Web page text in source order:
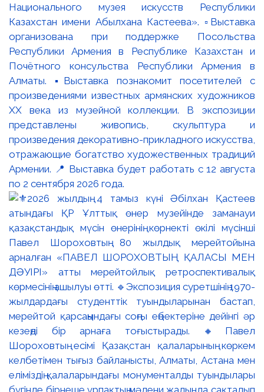
Национального музея искусств Республики
Казахстан имени Абылхана Кастеева». ▫️Выставка
организована при поддержке Посольства
Республики Армения в Республике Казахстан и
Почётного консульства Республики Армения в
Алматы. ▪️Выставка познакомит посетителей с
произведениями известных армянских художников
XX века из музейной коллекции. В экспозиции
представлены живопись, скульптура и
произведения декоративно-прикладного искусства,
отражающие богатство художественных традиций
Армении. 📍 Выставка будет работать с 12 августа
по 2 сентября 2026 года.